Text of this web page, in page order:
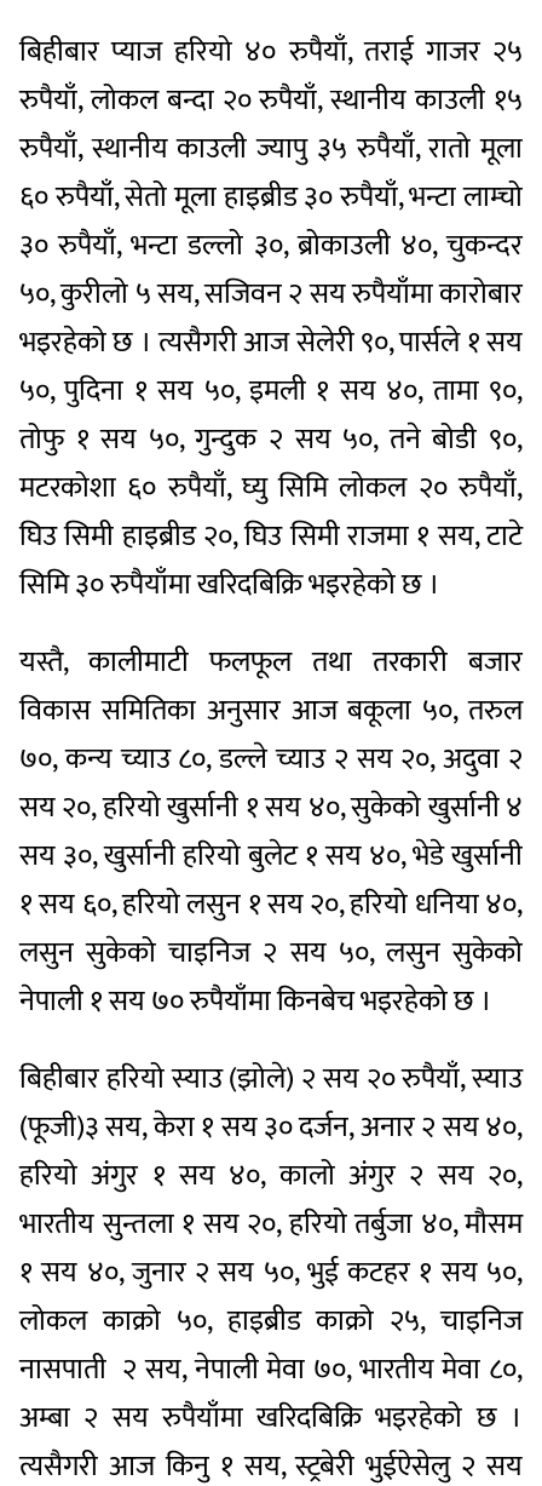
बिहीबार प्याज हरियो ४० रुपैयाँ, तराई गाजर २५
रुपैयाँ, लोकल बन्दा २० रुपैयाँ, स्थानीय काउली १५
रुपैयाँ, स्थानीय काउली ज्यापु ३५ रुपैयाँ, रातो मूला
६० रुपैयाँ, सेतो मूला हाइब्रीड ३० रुपैयाँ, भन्टा लाम्चो
३० रुपैयाँ, भन्टा डल्लो ३०, ब्रोकाउली ४०, चुकन्दर
५०, कुरीलो ५ सय, सजिवन २ सय रुपैयाँमा कारोबार
भइरहेको छ । त्यसैगरी आज सेलेरी ९०, पार्सले १ सय
५०, पुदिना १ सय ५०, इमली १ सय ४०, तामा ९०,
तोफु १ सय ५०, गुन्दुक २ सय ५०, तने बोडी ९०,
मटरकोशा ६० रुपैयाँ, घ्यु सिमि लोकल २० रुपैयाँ,
घिउ सिमी हाइब्रीड २०, घिउ सिमी राजमा १ सय, टाटे
सिमि ३० रुपैयाँमा खरिदबिक्रि भइरहेको छ ।
यस्तै, कालीमाटी फलफूल तथा तरकारी बजार
विकास समितिका अनुसार आज बकूला ५०, तरुल
७०, कन्य च्याउ ८०, डल्ले च्याउ २ सय २०, अदुवा २
सय २०, हरियो खुर्सानी १ सय ४०, सुकेको खुर्सानी ४
सय ३०, खुर्सानी हरियो बुलेट १ सय ४०, भेडे खुर्सानी
१ सय ६०, हरियो लसुन १ सय २०, हरियो धनिया ४०,
लसुन सुकेको चाइनिज २ सय ५०, लसुन सुकेको
नेपाली १ सय ७० रुपैयाँमा किनबेच भइरहेको छ ।
बिहीबार हरियो स्याउ (झोले) २ सय २० रुपैयाँ, स्याउ
(फूजी)३ सय, केरा १ सय ३० दर्जन, अनार २ सय ४०,
हरियो अंगुर १ सय ४०, कालो अंगुर २ सय २०,
भारतीय सुन्तला १ सय २०, हरियो तर्बुजा ४०, मौसम
१ सय ४०, जुनार २ सय ५०, भुई कटहर १ सय ५०,
लोकल काक्रो ५०, हाइब्रीड काक्रो २५, चाइनिज
नासपाती २ सय, नेपाली मेवा ७०, भारतीय मेवा ८०,
अम्बा २ सय रुपैयाँमा खरिदबिक्रि भइरहेको छ ।
त्यसैगरी आज किनु १ सय, स्ट्रबेरी भुईऐसेलु २ सय